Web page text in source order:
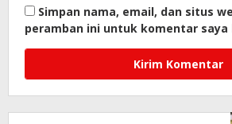
Simpan nama, email, dan situs
peramban ini untuk komentar